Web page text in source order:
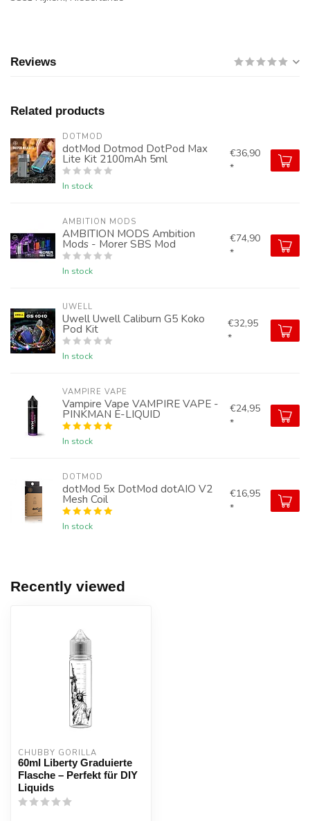
Reviews
Related products
DOTMOD
dotMod Dotmod DotPod Max
Lite Kit 2100mAh 5ml
In stock
€36,90
*
AMBITION MODS
AMBITION MODS Ambition
Mods - Morer SBS Mod
In stock
€74,90
*
UWELL
Uwell Uwell Caliburn G5 Koko
Pod Kit
In stock
€32,95
*
VAMPIRE VAPE
Vampire Vape VAMPIRE VAPE -
PINKMAN E-LIQUID
In stock
€24,95
*
DOTMOD
dotMod 5x DotMod dotAIO V2
Mesh Coil
In stock
€16,95
*
Recently viewed
CHUBBY GORILLA
60ml Liberty Graduierte
Flasche – Perfekt für DIY
Liquids